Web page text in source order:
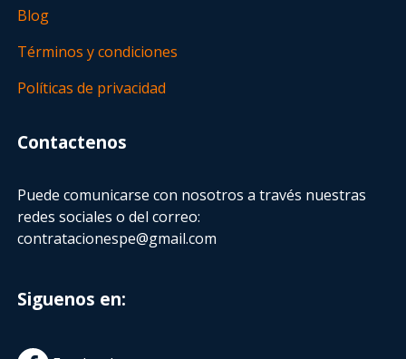
Blog
Términos y condiciones
Políticas de privacidad
Contactenos
Puede comunicarse con nosotros a través nuestras
redes sociales o del correo:
contratacionespe@gmail.com
Siguenos en: